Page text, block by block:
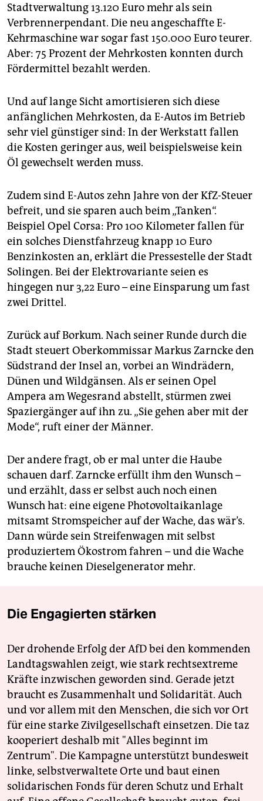
Stadtverwaltung 13.120 Euro mehr als sein
Verbrennerpendant. Die neu angeschaffte E-
Kehrmaschine war sogar fast 150.000 Euro teurer.
Aber: 75 Prozent der Mehrkosten konnten durch
Fördermittel bezahlt werden.
Und auf lange Sicht amortisieren sich diese
anfänglichen Mehrkosten, da E-Autos im Betrieb
sehr viel günstiger sind: In der Werkstatt fallen
die Kosten geringer aus, weil beispielsweise kein
Öl gewechselt werden muss.
Zudem sind E-Autos zehn Jahre von der KfZ-Steuer
befreit, und sie sparen auch beim „Tanken“.
Beispiel Opel Corsa: Pro 100 Kilometer fallen für
ein solches Dienstfahrzeug knapp 10 Euro
Benzinkosten an, erklärt die Pressestelle der Stadt
Solingen. Bei der Elektrovariante seien es
hingegen nur 3,22 Euro – eine Einsparung um fast
zwei Drittel.
Zurück auf Borkum. Nach seiner Runde durch die
Stadt steuert Oberkommissar Markus Zarncke den
Südstrand der Insel an, vorbei an Windrädern,
Dünen und Wildgänsen. Als er seinen Opel
Ampera am Wegesrand abstellt, stürmen zwei
Spaziergänger auf ihn zu. „Sie gehen aber mit der
Mode“, ruft einer der Männer.
Der andere fragt, ob er mal unter die Haube
schauen darf. Zarncke erfüllt ihm den Wunsch –
und erzählt, dass er selbst auch noch einen
Wunsch hat: eine eigene Photovoltaikanlage
mitsamt Stromspeicher auf der Wache, das wär’s.
Dann würde sein Streifenwagen mit selbst
produziertem Ökostrom fahren – und die Wache
brauche keinen Dieselgenerator mehr.
Die Engagierten stärken
Der drohende Erfolg der AfD bei den kommenden
Landtagswahlen zeigt, wie stark rechtsextreme
Kräfte inzwischen geworden sind. Gerade jetzt
braucht es Zusammenhalt und Solidarität. Auch
und vor allem mit den Menschen, die sich vor Ort
für eine starke Zivilgesellschaft einsetzen. Die taz
kooperiert deshalb mit "Alles beginnt im
Zentrum". Die Kampagne unterstützt bundesweit
linke, selbstverwaltete Orte und baut einen
solidarischen Fonds für deren Schutz und Erhalt